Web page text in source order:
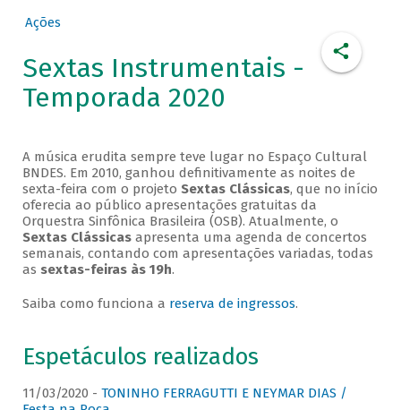
Ações
Sextas Instrumentais -
Temporada 2020
A música erudita sempre teve lugar no Espaço Cultural
BNDES. Em 2010, ganhou definitivamente as noites de
sexta-feira com o projeto Sextas Clássicas, que no início
oferecia ao público apresentações gratuitas da
Orquestra Sinfônica Brasileira (OSB). Atualmente, o
Sextas Clássicasapresenta uma agenda de concertos
semanais, contando com apresentações variadas, todas
as sextas-feiras às 19h.
Saiba como funciona a reserva de ingressos.
Espetáculos realizados
11/03/2020 - TONINHO FERRAGUTTI E NEYMAR DIAS /